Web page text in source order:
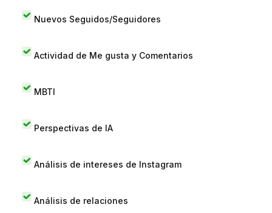
Nuevos Seguidos/Seguidores
Actividad de Me gusta y Comentarios
MBTI
Perspectivas de IA
Análisis de intereses de Instagram
Análisis de relaciones